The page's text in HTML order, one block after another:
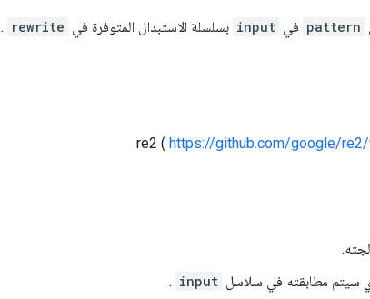
pattern في input بسلسلة الاستبدال المتوفرة في rewrite
.
https://github.com/google/
سيتم مطابقته في سلاسل input
.